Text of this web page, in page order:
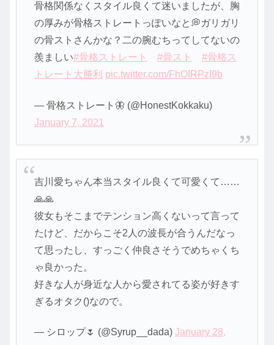
骨格関係なくスタイル良くて迷いましたが、胸
の厚みが骨格ストレートっぽいなと💭ガリガリ
の骨ストさんかな？二の腕むちってしてないの
羨ましい#骨格ストレート #骨スト
#骨格ス
トレート大勝利 pic.twitter.com/FhOIRPzI9b
— 骨格ストレート🦋 (@HonestKokkaku)
January 7, 2021
吉川愛ちゃん本当スタイル良くて可愛くて……
🙏🙏
彼女もそこまでテンション高くないって言って
たけど、だからこそ2人の波長が合うんだなっ
て思ったし、すっごく仲良さそうでめちゃくち
ゃ良かった。
好きな人が身近な人から愛されてる姿が好きす
ぎるオタク()なので。
— シロップ🌷 (@Syrup__dada) January 28,